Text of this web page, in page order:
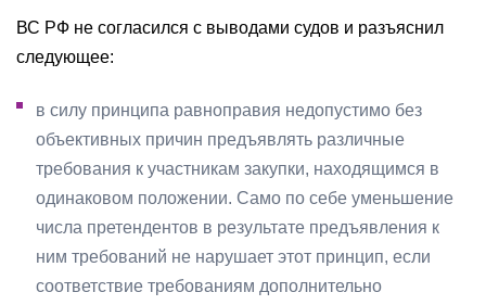
ВС РФ не согласился с выводами судов и разъяснил
следующее:
в силу принципа равноправия недопустимо без
объективных причин предъявлять различные
требования к участникам закупки, находящимся в
одинаковом положении. Само по себе уменьшение
числа претендентов в результате предъявления к
ним требований не нарушает этот принцип, если
соответствие требованиям дополнительно